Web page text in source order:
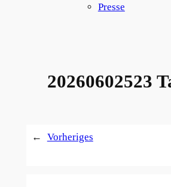
Presse
20260602523
←
Vorheriges